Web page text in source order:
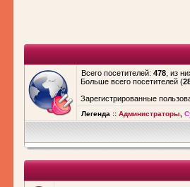
Всего посетителей: 478 , из
Больше всего посетителей (
Зарегистрированные
Легенда :: Администраторы